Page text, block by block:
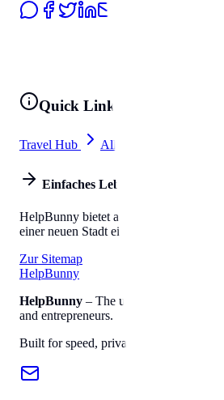
Quick Links
Travel Hub All Tools
Einfaches Leben
HelpBunny bietet alles, was Sie
einer neuen Stadt einzuleben.
Zur Sitemap
HelpBunny
HelpBunny – The ultimate digital
and entrepreneurs.
Built for speed, privacy, and ease of use.